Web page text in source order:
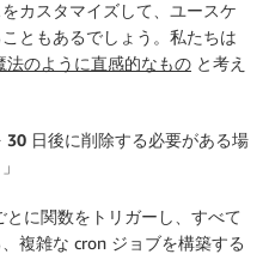
カスタマイズして、ユースケ
ともあるでしょう。私たちは
のように直感的なもの と考え
30 日後に削除する必要がある場
とに関数をトリガーし、すべて
複雑な cron ジョブを構築する